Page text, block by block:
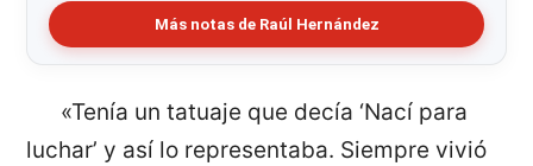
Más notas de Raúl Hernández
«Tenía un tatuaje que decía ‘Nací para
luchar’ y así lo representaba. Siempre vivió